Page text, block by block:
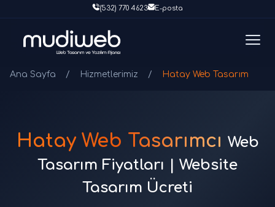
(532) 770 4623 E-posta
Ana Sayfa / Hizmetlerimiz / Hatay Web Tasarım
Hatay Web Tasarımcı Web
Tasarım Fiyatları | Website
Tasarım Ücreti